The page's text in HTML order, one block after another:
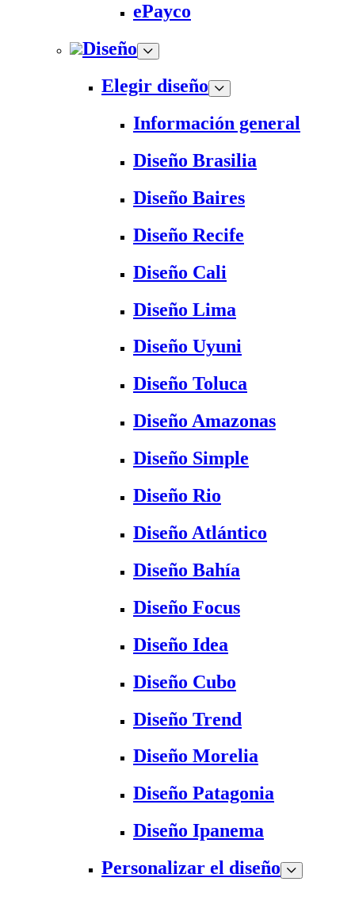
ePayco
Diseño
Elegir diseño
Información general
Diseño Brasilia
Diseño Baires
Diseño Recife
Diseño Cali
Diseño Lima
Diseño Uyuni
Diseño Toluca
Diseño Amazonas
Diseño Simple
Diseño Rio
Diseño Atlántico
Diseño Bahía
Diseño Focus
Diseño Idea
Diseño Cubo
Diseño Trend
Diseño Morelia
Diseño Patagonia
Diseño Ipanema
Personalizar el diseño